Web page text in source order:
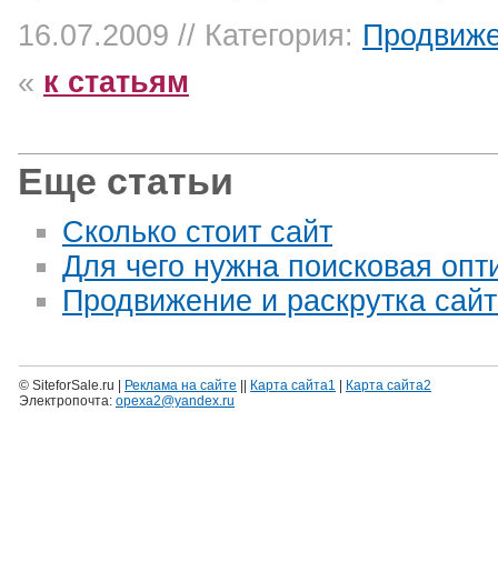
16.07.2009 // Категория:
« к статьям
Еще статьи
Сколько стоит сайт
Для чего нужна поисковая
Продвижение и раскрутка
© SiteforSale.ru | Реклама на сайте Карта сайта1
Карта сайта2
Электропочта: opexa2@yandex.ru